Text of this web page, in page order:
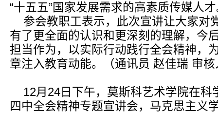
“十五五”国家发展需求的高素质传媒人
参会教职工表示，此次宣讲让大家对
有了更全面的认识和更深刻的理解，今
担当作为，以实际行动践行全会精神，
章注入教育动能。（通讯员 赵佳瑞 审
12月24日下午，莫斯科艺术学院在科
四中全会精神专题宣讲会，马克思主义